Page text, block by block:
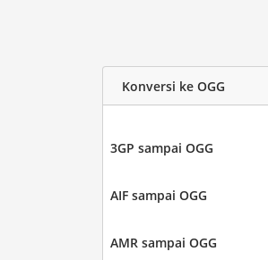
Konversi ke OGG
3GP sampai OGG
AIF sampai OGG
AMR sampai OGG